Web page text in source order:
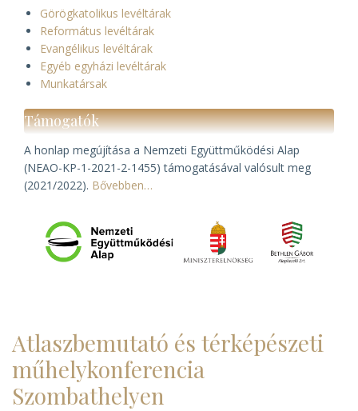
Görögkatolikus levéltárak
Református levéltárak
Evangélikus levéltárak
Egyéb egyházi levéltárak
Munkatársak
Támogatók
A honlap megújítása a Nemzeti Együttműködési Alap
(NEAO-KP-1-2021-2-1455) támogatásával valósult meg
(2021/2022). Bővebben…
Atlaszbemutató és térképészeti
műhelykonferencia
Szombathelyen